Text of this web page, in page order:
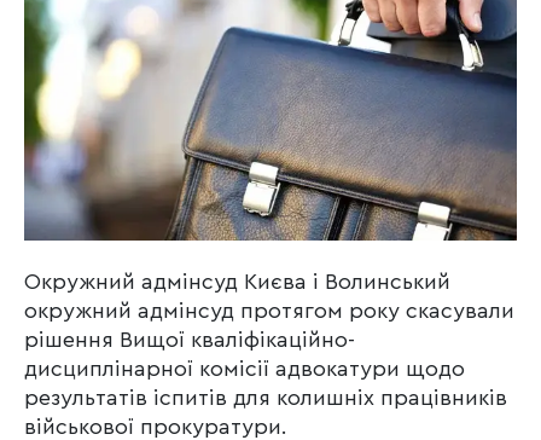
Окружний адмінсуд Києва і Волинський
окружний адмінсуд протягом року скасували
рішення Вищої кваліфікаційно-
дисциплінарної комісії адвокатури щодо
результатів іспитів для колишніх працівників
військової прокуратури.